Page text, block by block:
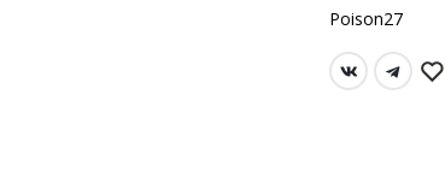
Poison27